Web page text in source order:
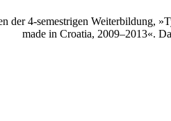
der 4-semestrigen Weiterbildung,
made in Croatia, 2009–2013«.